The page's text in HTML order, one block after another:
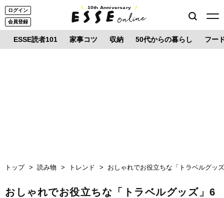
ログイン
会員登録
10th Anniversary
ESSE読者101 家事コツ 収納 50代からの暮らし フー
トップ 読み物 トレンド おしゃれでお役立ちな「トラベルグッ
おしゃれでお役立ちな「トラベルグッズ」6